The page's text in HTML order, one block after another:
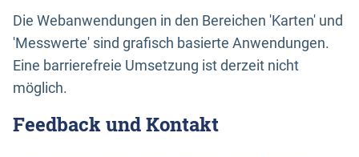
Die Webanwendungen in den Bereichen 'Karten' und
'Messwerte' sind grafisch basierte Anwendungen.
Eine barrierefreie Umsetzung ist derzeit nicht
möglich.
Feedback und Kontakt